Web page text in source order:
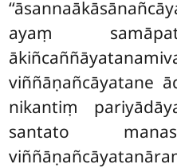
ayaṃ
viññāṇañcāyatane
nikantiṃ
santato